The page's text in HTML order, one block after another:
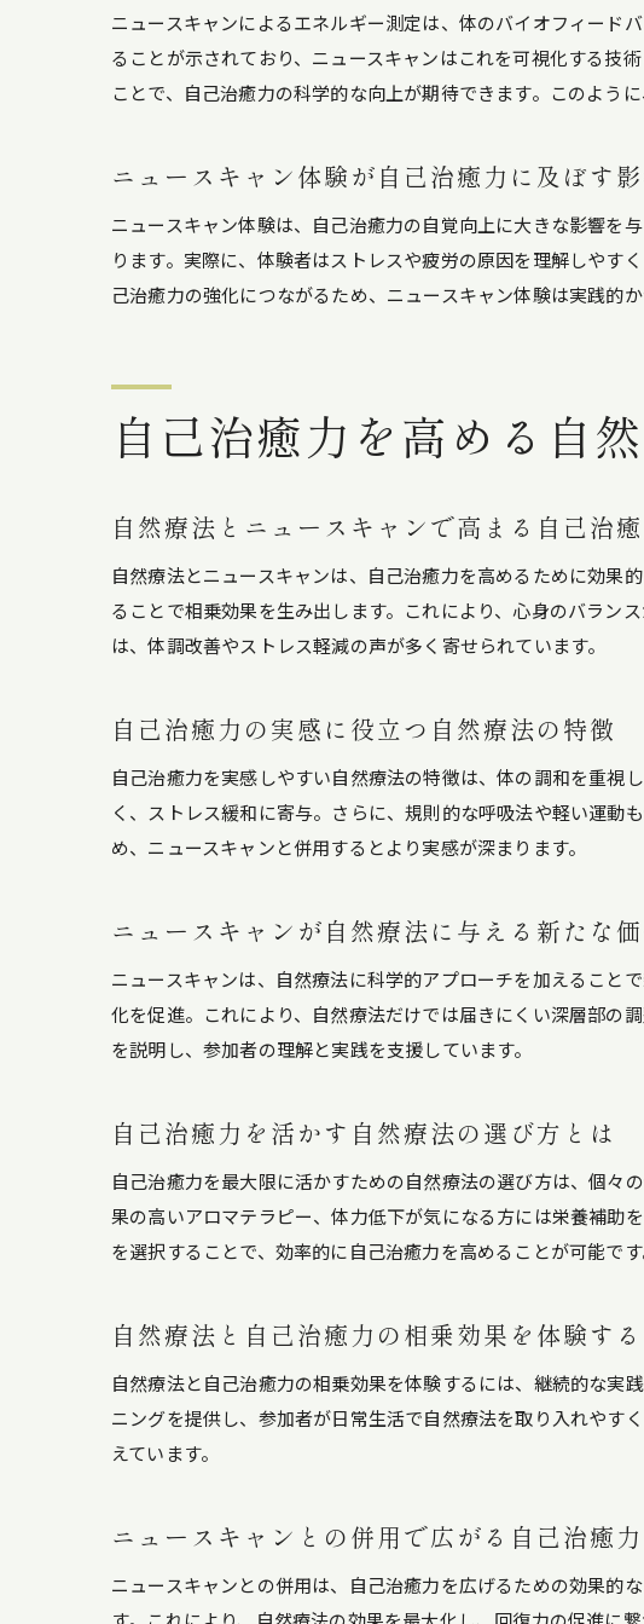
ニュ
年齢
自分
ニュースキャンによるエネルギー測定は、体のバイオフィード
ることが示されており、ニュースキャンはこれを可視化する技
ことで、自己治癒力の科学的な向上が期待できます。このよう
ニュースキャン体験が自己治癒力に及ぼす
ニュースキャン体験は、自己治癒力の自覚向上に大きな影響を
ります。実際に、体験者はストレスや疲労の原因を理解しやす
己治癒力の強化につながるため、ニュースキャン体験は実践的
自己治癒力を高める自
自然療法とニュースキャンで高まる自己治
自然療法とニュースキャンは、自己治癒力を高めるために効果
ることで相乗効果を生み出します。これにより、心身のバラン
は、体調改善やストレス軽減の声が多く寄せられています。
自己治癒力の実感に役立つ自然療法の特徴
自己治癒力を実感しやすい自然療法の特徴は、体の調和を重視
く、ストレス緩和に寄与。さらに、規則的な呼吸法や軽い運動
め、ニュースキャンと併用するとより実感が深まります。
ニュースキャンが自然療法に与える新たな
ニュースキャンは、自然療法に科学的アプローチを加えること
化を促進。これにより、自然療法だけでは届きにくい深層部の
を説明し、参加者の理解と実践を支援しています。
自己治癒力を活かす自然療法の選び方とは
自己治癒力を最大限に活かすための自然療法の選び方は、個々
果の高いアロマテラピー、体力低下が気になる方には栄養補助
を選択することで、効率的に自己治癒力を高めることが可能です
自然療法と自己治癒力の相乗効果を体験する
自然療法と自己治癒力の相乗効果を体験するには、継続的な実
ニングを提供し、参加者が日常生活で自然療法を取り入れやす
えています。
ニュースキャンとの併用で広がる自己治癒力
ニュースキャンとの併用は、自己治癒力を広げるための効果的